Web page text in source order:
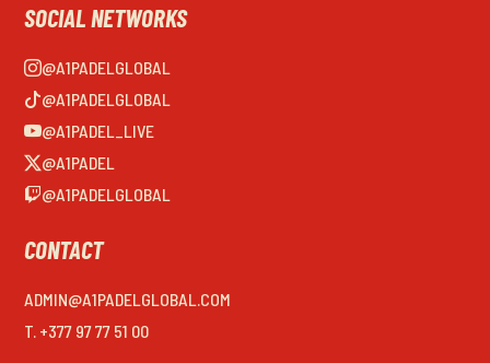
SOCIAL NETWORKS
@A1PADELGLOBAL
@A1PADELGLOBAL
@A1PADEL_LIVE
@A1PADEL
@A1PADELGLOBAL
CONTACT
ADMIN@A1PADELGLOBAL.COM
T. +377 97 77 51 00